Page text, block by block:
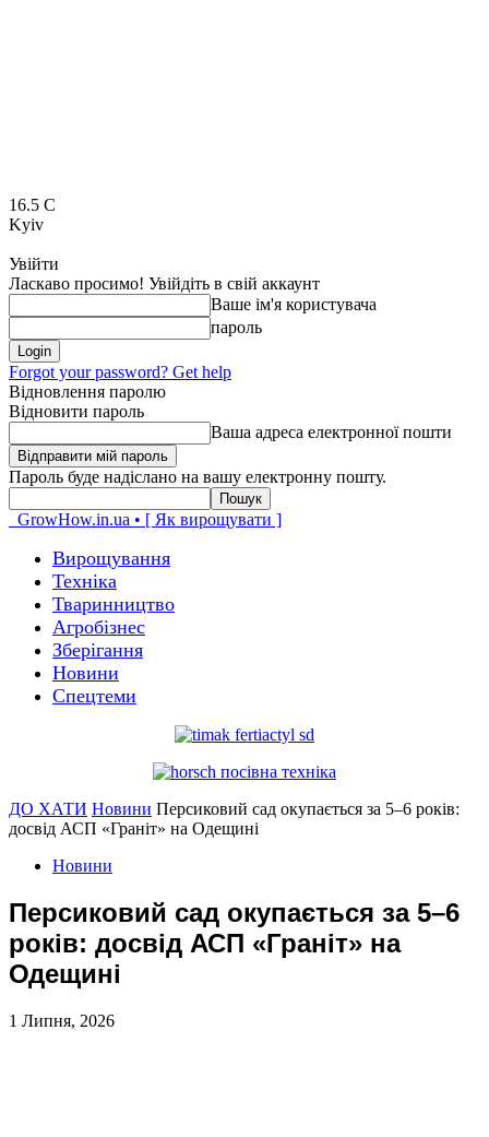
16.5 C
Kyiv
Увійти
Ласкаво просимо! Увійдіть в свій аккаунт
Ваше ім'я користувача
пароль
Forgot your password? Get help
Відновлення паролю
Відновити пароль
Ваша адреса електронної пошти
Пароль буде надіслано на вашу електронну пошту.
GrowHow.in.ua • [ Як вирощувати ]
Вирощування
Техніка
Тваринництво
Агробізнес
Зберігання
Новини
Спецтеми
ДО ХАТИ Новини Персиковий сад окупається за 5–6 років:
досвід АСП «Граніт» на Одещині
Новини
Персиковий сад окупається за 5–6
років: досвід АСП «Граніт» на
Одещині
1 Липня, 2026